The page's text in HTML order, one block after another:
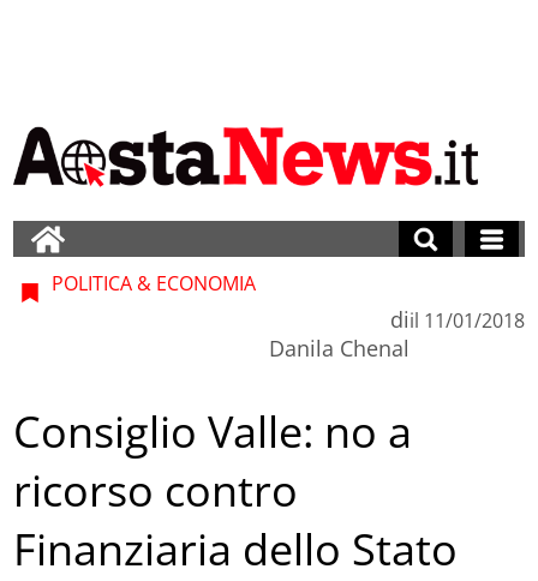
POLITICA & ECONOMIA
di
Danila Chenal
il 11/01/2018
Consiglio Valle: no a
ricorso contro
Finanziaria dello Stato